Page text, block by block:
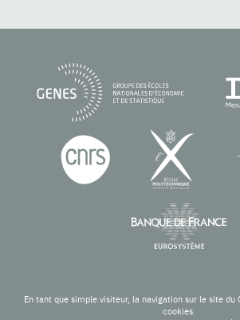
En tant que simple visiteur, la navigation sur le site du
cookies.